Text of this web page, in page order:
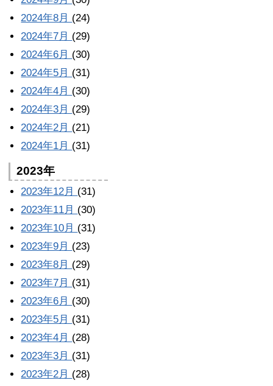
2024年8月 (24)
2024年7月 (29)
2024年6月 (30)
2024年5月 (31)
2024年4月 (30)
2024年3月 (29)
2024年2月 (21)
2024年1月 (31)
2023年
2023年12月 (31)
2023年11月 (30)
2023年10月 (31)
2023年9月 (23)
2023年8月 (29)
2023年7月 (31)
2023年6月 (30)
2023年5月 (31)
2023年4月 (28)
2023年3月 (31)
2023年2月 (28)